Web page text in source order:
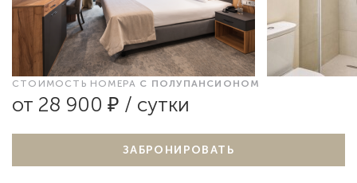
СТОИМОСТЬ НОМЕРА С ПОЛУПАНСИОНОМ
от 28 900 ₽ / сутки
ЗАБРОНИРОВАТЬ